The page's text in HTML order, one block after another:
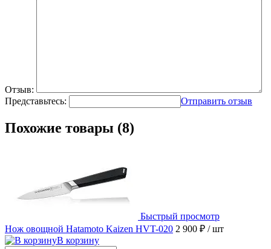
Отзыв:
Представьтесь:
Отправить отзыв
Похожие товары (8)
Быстрый просмотр
Нож овощной Hatamoto Kaizen HVT-020 2 900 ₽ / шт
В корзину